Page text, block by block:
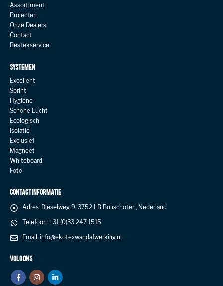
Assortiment
Projecten
Onze Dealers
Contact
Bestekservice
SYSTEMEN
Excellent
Sprint
Hygiëne
Schone Lucht
Ecologisch
Isolatie
Exclusief
Magneet
Whiteboard
Foto
CONTACT INFORMATIE
Adres: Dieselweg 9, 3752 LB Bunschoten, Nederland
Telefoon: +31 (0)33 247 1515
Email: info@ekotexwandafwerking.nl
VOLG ONS